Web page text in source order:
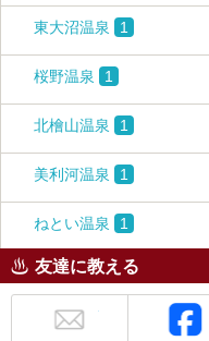
東大沼温泉 1
桜野温泉 1
北檜山温泉 1
美利河温泉 1
ねとい温泉 1
友達に教える